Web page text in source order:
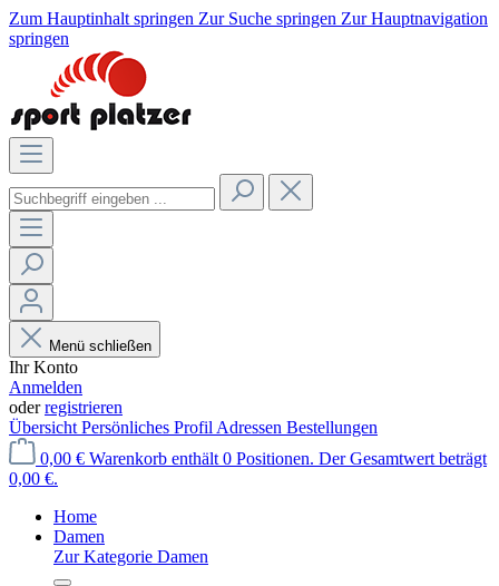
Zum Hauptinhalt springen Zur Suche springen Zur Hauptnavigation
springen
Menü schließen
Ihr Konto
Anmelden
oderregistrieren
Übersicht Persönliches Profil Adressen Bestellungen
0,00 € Warenkorb enthält 0 Positionen. Der Gesamtwert beträgt
0,00 €.
Home
Damen
Zur Kategorie Damen